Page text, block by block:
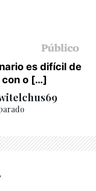
es difícil de
con o […]